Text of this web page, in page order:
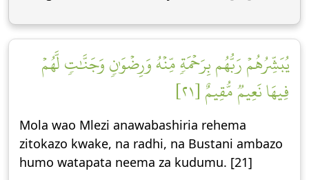
يُبَشِّرُهُمۡ رَبُّهُم بِرَحۡمَةٖ مِّنۡهُ وَرِضۡوَٰنٖ وَجَنَّٰتٖ لَّهُمۡ
فِيهَا نَعِيمٞ مُّقِيمٌ [٢١]
Mola wao Mlezi anawabashiria rehema
zitokazo kwake, na radhi, na Bustani ambazo
humo watapata neema za kudumu. [21]